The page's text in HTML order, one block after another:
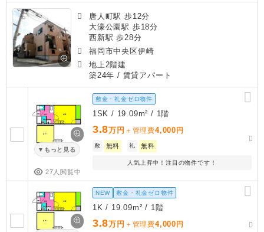
唐人町駅 歩12分
大濠公園駅 歩18分
西新駅 歩28分
福岡市中央区伊崎
地上2階建
築24年 / 賃貸アパート
もっと見る
27人閲覧中
敷金・礼金ゼロ物件
1SK / 19.09m² / 1階
3.8万円 ＋管理費4,000 円
敷 無料 礼 無料
人気上昇中！注目の物件です！
NEW 敷金・礼金ゼロ物件
1K / 19.09m² / 1階
3.8万円 ＋管理費4,000 円